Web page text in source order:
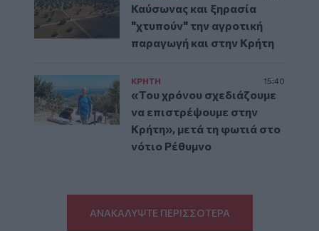
Καύσωνας και ξηρασία
"χτυπούν" την αγροτική
παραγωγή και στην Κρήτη
ΚΡΗΤΗ 15:40
«Του χρόνου σχεδιάζουμε
να επιστρέψουμε στην
Κρήτη», μετά τη φωτιά στο
νότιο Ρέθυμνο
ΑΝΑΚΑΛΥΨΤΕ ΠΕΡΙΣΣΟΤΕΡΑ